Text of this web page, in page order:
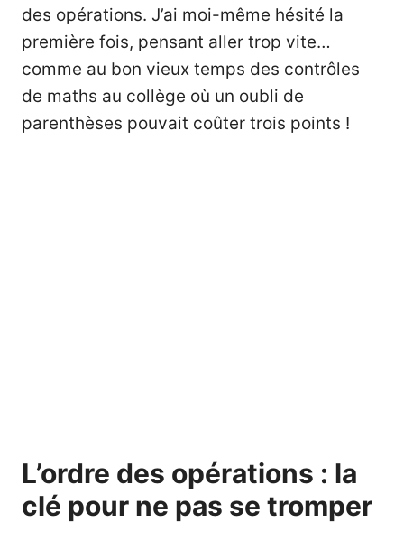
des opérations. J’ai moi-même hésité la
première fois, pensant aller trop vite…
comme au bon vieux temps des contrôles
de maths au collège où un oubli de
parenthèses pouvait coûter trois points !
L’ordre des opérations : la
clé pour ne pas se tromper